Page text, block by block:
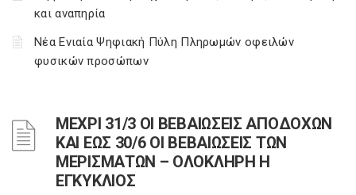
και αναπηρία
Νέα Ενιαία Ψηφιακή Πύλη Πληρωμών οφειλών
φυσικών προσώπων
ΜΕΧΡΙ 31/3 ΟΙ ΒΕΒΑΙΩΣΕΙΣ ΑΠΟΔΟΧΩΝ
ΚΑΙ ΕΩΣ 30/6 ΟΙ ΒΕΒΑΙΩΣΕΙΣ ΤΩΝ
ΜΕΡΙΣΜΑΤΩΝ – ΟΛΟΚΛΗΡΗ Η
ΕΓΚΥΚΛΙΟΣ